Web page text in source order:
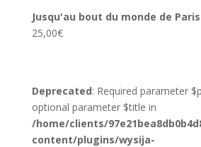
Jusqu'au bout du monde de
25,00€
Deprecated: Required parameter
optional parameter $title in
/home/clients/
content/plugins/wysija-